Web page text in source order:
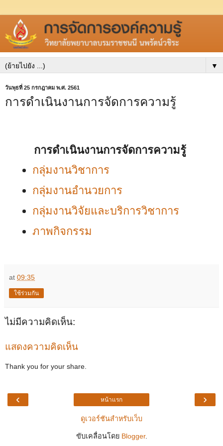
▼
วันพุธที่ 25 กรกฎาคม พ.ศ. 2561
การดำเนินงานการจัดการความรู้
การดำเนินงานการจัดการความรู้
กลุ่มงานวิชาการ
กลุ่มงานอำนวยการ
กลุ่มงานวิจัยและบริการวิชาการ
ภาพกิจกรรม
at 09:35
ใช้ร่วมกัน
ไม่มีความคิดเห็น:
แสดงความคิดเห็น
Thank you for your share.
‹ ›
หน้าแรก
ดูเวอร์ชันสำหรับเว็บ
ขับเคลื่อนโดย Blogger.